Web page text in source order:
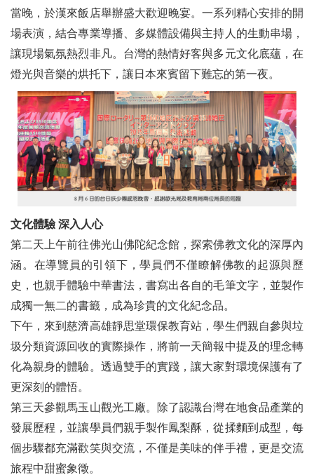
刀非刀‧從刀到道‧穿越千年靜默的鋒芒
主題徵文發表：「我擔任一年扶輪社長(2024-25)的甘苦談」（下集）
卸任不是結束，是另一段旅程的開始
不帶走一片雲彩！因為有詩與遠方！
二四-二五 神采飛舞 共創精彩絕倫的神奇扶輪
堅持初心的模範領導
畫說扶輪
扶輪武功祕笈 ── 社務行政會議
吾愛吾社
編輯後記
當晚，於漢來飯店舉辦盛大歡迎晚宴。一系列精心安排的開
場表演，結合專業導播、多媒體設備與主持人的生動串場，
讓現場氣氛熱烈非凡。台灣的熱情好客與多元文化底蘊，在
燈光與音樂的烘托下，讓日本來賓留下難忘的第一夜。
文化體驗 深入人心
第二天上午前往佛光山佛陀紀念館，探索佛教文化的深厚內
涵。在導覽員的引領下，學員們不僅瞭解佛教的起源與歷
史，也親手體驗中華書法，書寫出各自的毛筆文字，並製作
成獨一無二的書籤，成為珍貴的文化紀念品。
下午，來到慈濟高雄靜思堂環保教育站，學生們親自參與垃
圾分類資源回收的實際操作，將前一天簡報中提及的理念轉
化為親身的體驗。透過雙手的實踐，讓大家對環境保護有了
更深刻的體悟。
第三天參觀馬玉山觀光工廠。除了認識台灣在地食品產業的
發展歷程，並讓學員們親手製作鳳梨酥，從揉麵到成型，每
個步驟都充滿歡笑與交流，不僅是美味的伴手禮，更是交流
旅程中甜蜜象徵。